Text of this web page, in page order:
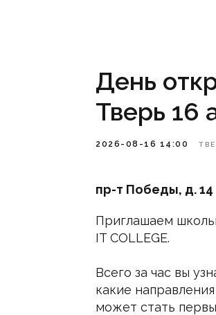
День
Тверь 16
2026-08-16 14:00
пр-т Победы, д. 14
Приглашаем
IT COLLEGE.
Всего за час вы
какие
может стать